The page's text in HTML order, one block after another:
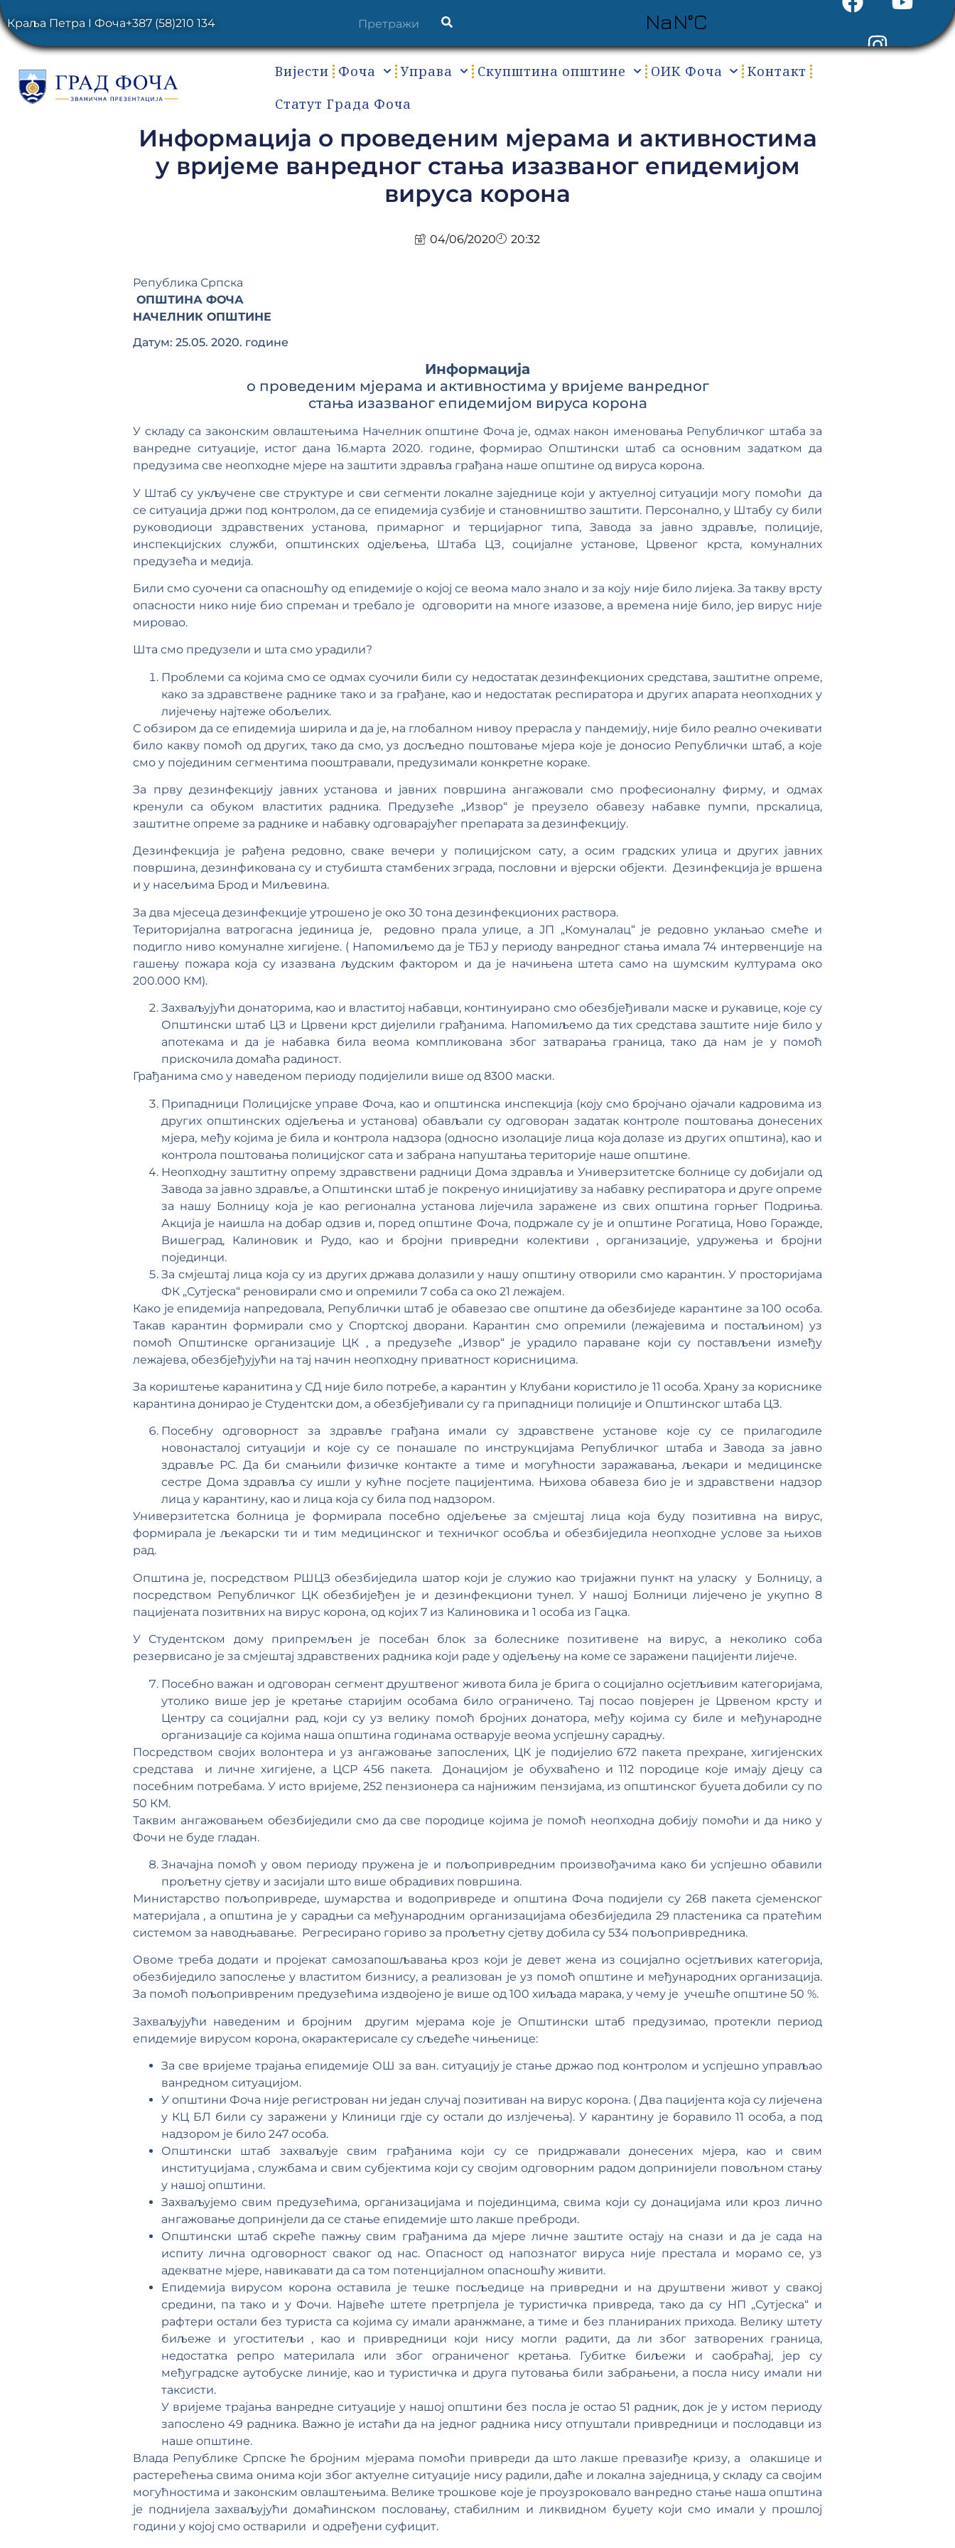
Краља Петра I Фоча+387 (58)210 134
Вијести Фоча Управа Скупштина општине ОИК Фоча
Контакт
Статут Града Фоча
Информација о проведеним мјерама и активностима
у вријеме ванредног стања изазваног епидемијом
вируса корона
04/06/2020 20:32
Република Српска
ОПШТИНА ФОЧА
НАЧЕЛНИК ОПШТИНЕ
Датум: 25.05. 2020. године
Информација
о проведеним мјерама и активностима у вријеме ванредног
стања изазваног епидемијом вируса корона
У складу са законским овлаштењима Начелник општине Фоча је, одмах након именовања Републичког штаба за
ванредне ситуације, истог дана 16.марта 2020. године, формирао Општински штаб са основним задатком да
предузима све неопходне мјере на заштити здравља грађана наше општине од вируса корона.
У Штаб су укључене све структуре и сви сегменти локалне заједнице који у актуелној ситуацији могу помоћи да
се ситуација држи под контролом, да се епидемија сузбије и становништво заштити. Персонално, у Штабу су били
руководиоци здравствених установа, примарног и терцијарног типа, Завода за јавно здравље, полиције,
инспекцијских служби, општинских одјељења, Штаба ЦЗ, социјалне установе, Црвеног крста, комуналних
предузећа и медија.
Били смо суочени са опасношћу од епидемије о којој се веома мало знало и за коју није било лијека. За такву врсту
опасности нико није био спреман и требало је одговорити на многе изазове, а времена није било, јер вирус није
мировао.
Шта смо предузели и шта смо урадили?
Проблеми са којима смо се одмах суочили били су недостатак дезинфекционих средстава, заштитне опреме,
како за здравствене раднике тако и за грађане, као и недостатак респиратора и других апарата неопходних у
лијечењу најтеже обољелих.
С обзиром да се епидемија ширила и да је, на глобалном нивоу прерасла у пандемију, није било реално очекивати
било какву помоћ од других, тако да смо, уз досљедно поштовање мјера које је доносио Републички штаб, а које
смо у појединим сегментима пооштравали, предузимали конкретне кораке.
За прву дезинфекцију јавних установа и јавних површина ангажовали смо професионалну фирму, и одмах
кренули са обуком властитих радника. Предузеће „Извор“ је преузело обавезу набавке пумпи, прскалица,
заштитне опреме за раднике и набавку одговарајућег препарата за дезинфекцију.
Дезинфекција је рађена редовно, сваке вечери у полицијском сату, а осим градских улица и других јавних
површина, дезинфикована су и стубишта стамбених зграда, пословни и вјерски објекти. Дезинфекција је вршена
и у насељима Брод и Миљевина.
За два мјесеца дезинфекције утрошено је око 30 тона дезинфекционих раствора.
Територијална ватрогасна јединица је, редовно прала улице, а ЈП „Комуналац“ је редовно уклањао смеће и
подигло ниво комуналне хигијене. ( Напомиљемо да је ТБЈ у периоду ванредног стања имала 74 интервенције на
гашењу пожара која су изазвана људским фактором и да је начињена штета само на шумским културама око
200.000 КМ).
Захваљујући донаторима, као и властитој набавци, континуирано смо обезбјеђивали маске и рукавице, које су
Општински штаб ЦЗ и Црвени крст дијелили грађанима. Напомиљемо да тих средстава заштите није било у
апотекама и да је набавка била веома компликована због затварања граница, тако да нам је у помоћ
прискочила домаћа радиност.
Грађанима смо у наведеном периоду подијелили више од 8300 маски.
Припадници Полицијске управе Фоча, као и општинска инспекција (коју смо бројчано ојачали кадровима из
других општинских одјељења и установа) обављали су одговоран задатак контроле поштовања донесених
мјера, међу којима је била и контрола надзора (односно изолације лица која долазе из других општина), као и
контрола поштовања полицијског сата и забрана напуштања територије наше општине.
Неопходну заштитну опрему здравствени радници Дома здравља и Универзитетске болнице су добијали од
Завода за јавно здравље, а Општински штаб је покренуо иницијативу за набавку респиратора и друге опреме
за нашу Болницу која је као регионална установа лијечила заражене из свих општина горњег Подриња.
Акција је наишла на добар одзив и, поред општине Фоча, подржале су је и општине Рогатица, Ново Горажде,
Вишеград, Калиновик и Рудо, као и бројни привредни колективи , организације, удружења и бројни
појединци.
За смјештај лица која су из других држава долазили у нашу општину отворили смо карантин. У просторијама
ФК „Сутјеска“ реновирали смо и опремили 7 соба са око 21 лежајем.
Како је епидемија напредовала, Републички штаб је обавезао све општине да обезбиједе карантине за 100 особа.
Такав карантин формирали смо у Спортској дворани. Карантин смо опремили (лежајевима и постаљином) уз
помоћ Општинске организације ЦК , а предузеће „Извор“ је урадило параване који су постављени између
лежајева, обезбјеђујући на тај начин неопходну приватност корисницима.
За кориштење каранитина у СД није било потребе, а карантин у Клубани користило је 11 особа. Храну за кориснике
карантина донирао је Студентски дом, а обезбјеђивали су га припадници полиције и Општинског штаба ЦЗ.
Посебну одговорност за здравље грађана имали су здравствене установе које су се прилагодиле
новонасталој ситуацији и које су се понашале по инструкцијама Републичког штаба и Завода за јавно
здравље РС. Да би смањили физичке контакте а тиме и могућности заражавања, љекари и медицинске
сестре Дома здравља су ишли у кућне посјете пацијентима. Њихова обавеза био је и здравствени надзор
лица у карантину, као и лица која су била под надзором.
Универзитетска болница је формирала посебно одјељење за смјештај лица која буду позитивна на вирус,
формирала је љекарски ти и тим медицинског и техничког особља и обезбиједила неопходне услове за њихов
рад.
Општина је, посредством РШЦЗ обезбиједила шатор који је служио као тријажни пункт на уласку у Болницу, а
посредством Републичког ЦК обезбијеђен је и дезинфекциони тунел. У нашој Болници лијечено је укупно 8
пацијената позитвних на вирус корона, од којих 7 из Калиновика и 1 особа из Гацка.
У Студентском дому припремљен је посебан блок за болеснике позитивене на вирус, а неколико соба
резервисано је за смјештај здравствених радника који раде у одјељењу на коме се заражени пацијенти лијече.
Посебно важан и одговоран сегмент друштвеног живота била је брига о социјално осјетљивим категоријама,
утолико више јер је кретање старијим особама било ограничено. Тај посао повјерен је Црвеном крсту и
Центру са социјални рад, који су уз велику помоћ бројних донатора, међу којима су биле и међународне
организације са којима наша општина годинама остварује веома успјешну сарадњу.
Посредством својих волонтера и уз ангажовање запослених, ЦК је подијелио 672 пакета прехране, хигијенских
средстава и личне хигијене, а ЦСР 456 пакета. Донацијом је обухваћено и 112 породице које имају дјецу са
посебним потребама. У исто вријеме, 252 пензионера са најнижим пензијама, из општинског буџета добили су по
50 КМ.
Таквим ангажовањем обезбиједили смо да све породице којима је помоћ неопходна добију помоћи и да нико у
Фочи не буде гладан.
Значајна помоћ у овом периоду пружена је и пољопривредним произвођачима како би успјешно обавили
прољетну сјетву и засијали што више обрадивих површина.
Министарство пољопривреде, шумарства и водопривреде и општина Фоча подијели су 268 пакета сјеменског
материјала , а општина је у сарадњи са међународним организацијама обезбиједила 29 пластеника са пратећим
системом за наводњавање. Регресирано гориво за прољетну сјетву добила су 534 пољопривредника.
Овоме треба додати и пројекат самозапошљавања кроз који је девет жена из социјално осјетљивих категорија,
обезбиједило запослење у властитом бизнису, а реализован је уз помоћ општине и међународних организација.
За помоћ пољопривреним предузећима издвојено је више од 100 хиљада марака, у чему је учешће општине 50 %.
Захваљујући наведеним и бројним другим мјерама које је Општински штаб предузимао, протекли период
епидемије вирусом корона, окарактерисале су сљедеће чињенице:
За све вријеме трајања епидемије ОШ за ван. ситуацију је стање држао под контролом и успјешно управљао
ванредном ситуацијом.
У општини Фоча није регистрован ни један случај позитиван на вирус корона. ( Два пацијента која су лијечена
у КЦ БЛ били су заражени у Клиници гдје су остали до излјечења). У карантину је боравило 11 особа, а под
надзором је било 247 особа.
Општински штаб захваљује свим грађанима који су се придржавали донесених мјера, као и свим
институцијама , службама и свим субјектима који су својим одговорним радом допринијели повољном стању
у нашој општини.
Захваљујемо свим предузећима, организацијама и појединцима, свима који су донацијама или кроз лично
ангажовање допринјели да се стање епидемије што лакше преброди.
Општински штаб скреће пажњу свим грађанима да мјере личне заштите остају на снази и да је сада на
испиту лична одговорност сваког од нас. Опасност од напознатог вируса није престала и морамо се, уз
адекватне мјере, навикавати да са том потенцијалном опасношћу живити.
Епидемија вирусом корона оставила је тешке посљедице на привредни и на друштвени живот у свакој
средини, па тако и у Фочи. Највеће штете претрпјела је туристичка привреда, тако да су НП „Сутјеска“ и
рафтери остали без туриста са којима су имали аранжмане, а тиме и без планираних прихода. Велику штету
биљеже и угоститељи , као и привредници који нису могли радити, да ли због затворених граница,
недостатка репро материлала или због ограниченог кретања. Губитке биљежи и саобраћај, јер су
међуградске аутобуске линије, као и туристичка и друга путовања били забрањени, а посла нису имали ни
таксисти.
У вријеме трајања ванредне ситуације у нашој општини без посла је остао 51 радник, док је у истом периоду
запослено 49 радника. Важно је истаћи да на једног радника нису отпуштали привредници и послодавци из
наше општине.
Влада Републике Српске ће бројним мјерама помоћи привреди да што лакше превазиђе кризу, а олакшице и
растерећења свима онима који због актуелне ситуације нису радили, даће и локална заједница, у складу са својим
могућностима и законским овлаштењима. Велике трошкове које је проузроковало ванредно стање наша општина
је поднијела захваљујући домаћинском пословању, стабилним и ликвидном буџету који смо имали у прошлој
години у којој смо остварили и одређени суфицит.